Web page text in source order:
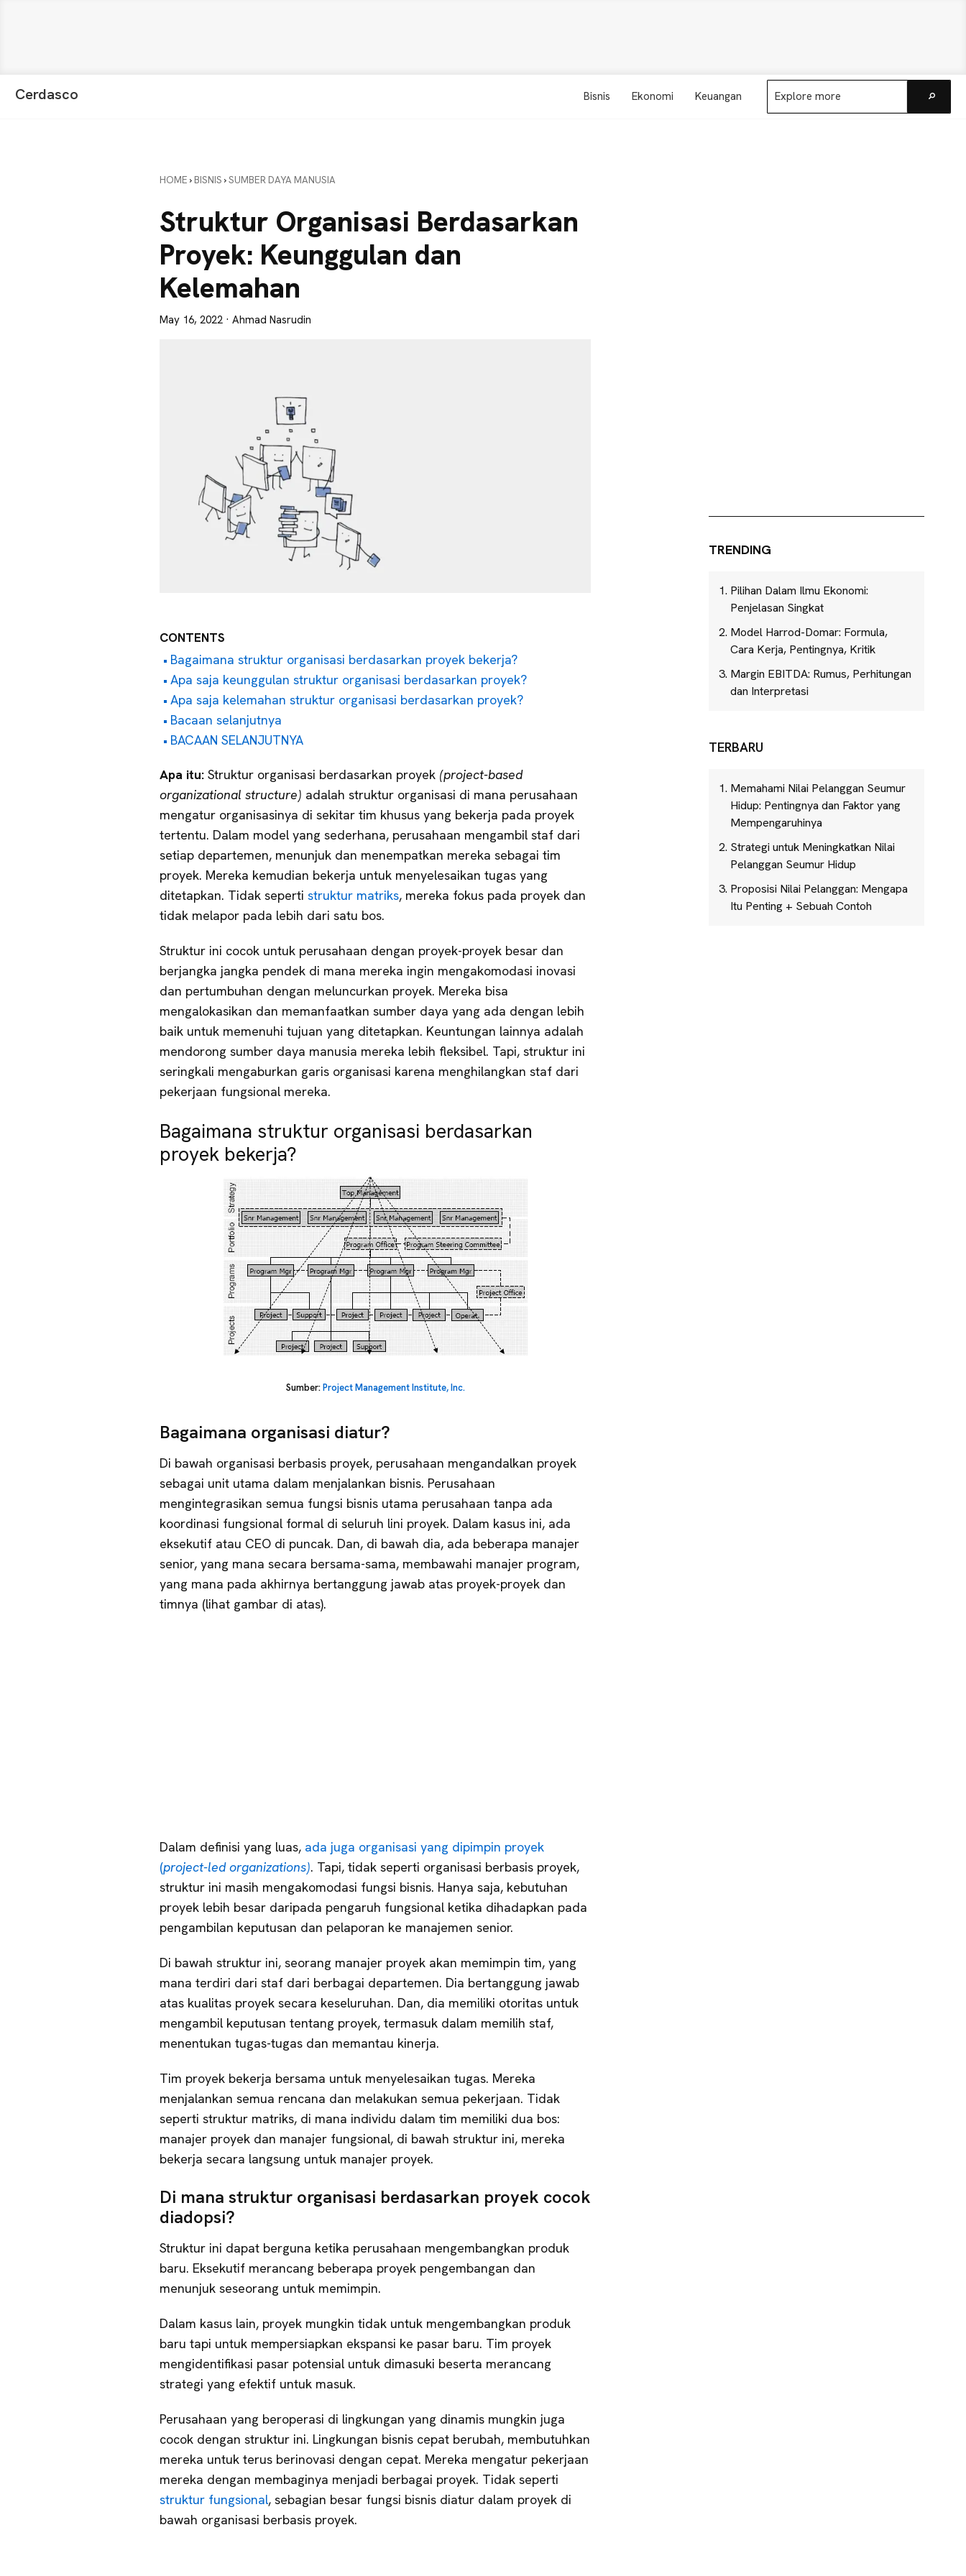
Cerdasco Bisnis Ekonomi Keuangan
Explore
more
HOME › BISNIS ›SUMBER DAYA MANUSIA
Struktur Organisasi Berdasarkan
Proyek: Keunggulan dan
Kelemahan
May 16, 2022 · Ahmad Nasrudin
CONTENTS
Bagaimana struktur organisasi berdasarkan proyek bekerja?
Apa saja keunggulan struktur organisasi berdasarkan proyek?
Apa saja kelemahan struktur organisasi berdasarkan proyek?
Bacaan selanjutnya
BACAAN SELANJUTNYA
Apa itu: Struktur organisasi berdasarkan proyek (project-based
organizational structure) adalah struktur organisasi di mana perusahaan
mengatur organisasinya di sekitar tim khusus yang bekerja pada proyek
tertentu. Dalam model yang sederhana, perusahaan mengambil staf dari
setiap departemen, menunjuk dan menempatkan mereka sebagai tim
proyek. Mereka kemudian bekerja untuk menyelesaikan tugas yang
ditetapkan. Tidak seperti struktur matriks, mereka fokus pada proyek dan
tidak melapor pada lebih dari satu bos.
Struktur ini cocok untuk perusahaan dengan proyek-proyek besar dan
berjangka jangka pendek di mana mereka ingin mengakomodasi inovasi
dan pertumbuhan dengan meluncurkan proyek. Mereka bisa
mengalokasikan dan memanfaatkan sumber daya yang ada dengan lebih
baik untuk memenuhi tujuan yang ditetapkan. Keuntungan lainnya adalah
mendorong sumber daya manusia mereka lebih fleksibel. Tapi, struktur ini
seringkali mengaburkan garis organisasi karena menghilangkan staf dari
pekerjaan fungsional mereka.
Bagaimana struktur organisasi berdasarkan
proyek bekerja?
Sumber:Project Management Institute, Inc.
Bagaimana organisasi diatur?
Di bawah organisasi berbasis proyek, perusahaan mengandalkan proyek
sebagai unit utama dalam menjalankan bisnis. Perusahaan
mengintegrasikan semua fungsi bisnis utama perusahaan tanpa ada
koordinasi fungsional formal di seluruh lini proyek. Dalam kasus ini, ada
eksekutif atau CEO di puncak. Dan, di bawah dia, ada beberapa manajer
senior, yang mana secara bersama-sama, membawahi manajer program,
yang mana pada akhirnya bertanggung jawab atas proyek-proyek dan
timnya (lihat gambar di atas).
Dalam definisi yang luas, ada juga organisasi yang dipimpin proyek
(project-led organizations). Tapi, tidak seperti organisasi berbasis proyek,
struktur ini masih mengakomodasi fungsi bisnis. Hanya saja, kebutuhan
proyek lebih besar daripada pengaruh fungsional ketika dihadapkan pada
pengambilan keputusan dan pelaporan ke manajemen senior.
Di bawah struktur ini, seorang manajer proyek akan memimpin tim, yang
mana terdiri dari staf dari berbagai departemen. Dia bertanggung jawab
atas kualitas proyek secara keseluruhan. Dan, dia memiliki otoritas untuk
mengambil keputusan tentang proyek, termasuk dalam memilih staf,
menentukan tugas-tugas dan memantau kinerja.
Tim proyek bekerja bersama untuk menyelesaikan tugas. Mereka
menjalankan semua rencana dan melakukan semua pekerjaan. Tidak
seperti struktur matriks, di mana individu dalam tim memiliki dua bos:
manajer proyek dan manajer fungsional, di bawah struktur ini, mereka
bekerja secara langsung untuk manajer proyek.
Di mana struktur organisasi berdasarkan proyek cocok
diadopsi?
Struktur ini dapat berguna ketika perusahaan mengembangkan produk
baru. Eksekutif merancang beberapa proyek pengembangan dan
menunjuk seseorang untuk memimpin.
Dalam kasus lain, proyek mungkin tidak untuk mengembangkan produk
baru tapi untuk mempersiapkan ekspansi ke pasar baru. Tim proyek
mengidentifikasi pasar potensial untuk dimasuki beserta merancang
strategi yang efektif untuk masuk.
Perusahaan yang beroperasi di lingkungan yang dinamis mungkin juga
cocok dengan struktur ini. Lingkungan bisnis cepat berubah, membutuhkan
mereka untuk terus berinovasi dengan cepat. Mereka mengatur pekerjaan
mereka dengan membaginya menjadi berbagai proyek. Tidak seperti
struktur fungsional, sebagian besar fungsi bisnis diatur dalam proyek di
bawah organisasi berbasis proyek.
TRENDING
Pilihan Dalam Ilmu Ekonomi:
Penjelasan Singkat
Model Harrod-Domar: Formula,
Cara Kerja, Pentingnya, Kritik
Margin EBITDA: Rumus, Perhitungan
dan Interpretasi
TERBARU
Memahami Nilai Pelanggan Seumur
Hidup: Pentingnya dan Faktor yang
Mempengaruhinya
Strategi untuk Meningkatkan Nilai
Pelanggan Seumur Hidup
Proposisi Nilai Pelanggan: Mengapa
Itu Penting + Sebuah Contoh